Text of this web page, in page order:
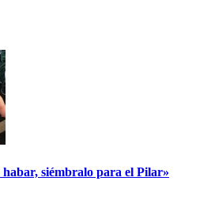
siémbralo para el Pilar»